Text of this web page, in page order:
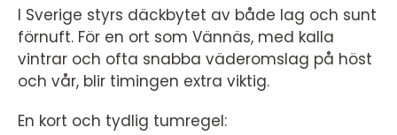
I Sverige styrs däckbytet av både lag och sunt
förnuft. För en ort som Vännäs, med kalla
vintrar och ofta snabba väderomslag på höst
och vår, blir timingen extra viktig.
En kort och tydlig tumregel: